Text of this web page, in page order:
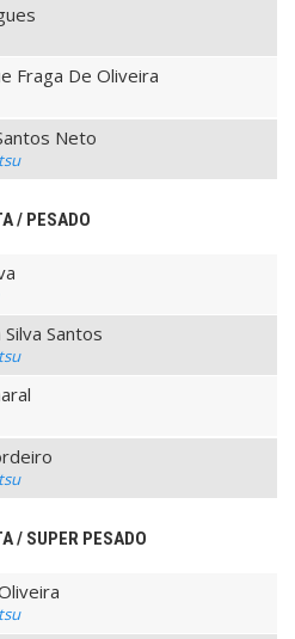
Fraga De Oliveira
Neto
/ PESADO
Santos
/ SUPER PESADO